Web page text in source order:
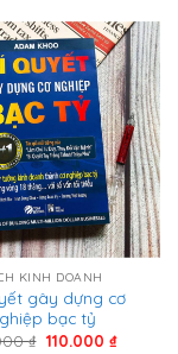
KINH DOANH
gây dựng cơ
bạc tỷ
₫ Giá
110.000 ₫Giá